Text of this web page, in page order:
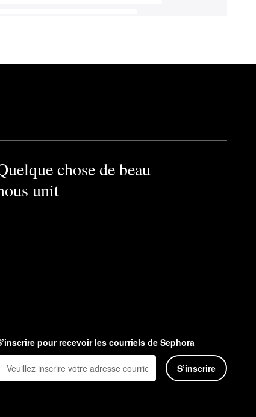
chose de beau
unit
pour recevoir les courriels de Sephora
S’inscrire